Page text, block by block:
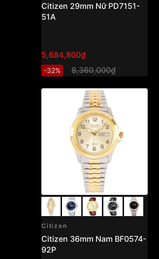
Citizen 29mm Nữ PD7151-
51A
5,684,800₫
-32% 8,360,000₫
Citizen
Citizen 36mm Nam BF0574-
92P